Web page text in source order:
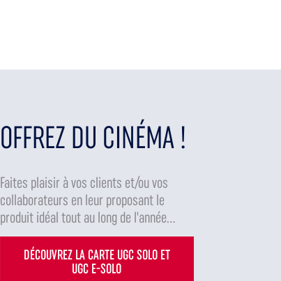
OFFREZ DU CINÉMA !
Faites plaisir à vos clients et/ou vos
collaborateurs en leur proposant le
produit idéal tout au long de l'année...
DÉCOUVREZ LA CARTE UGC SOLO ET
UGC E-SOLO